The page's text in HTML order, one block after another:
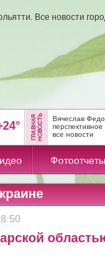
Все новости
Вячеслав
все новости
Фотоотчеты